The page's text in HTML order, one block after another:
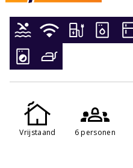
Vrijstaand 6 personen